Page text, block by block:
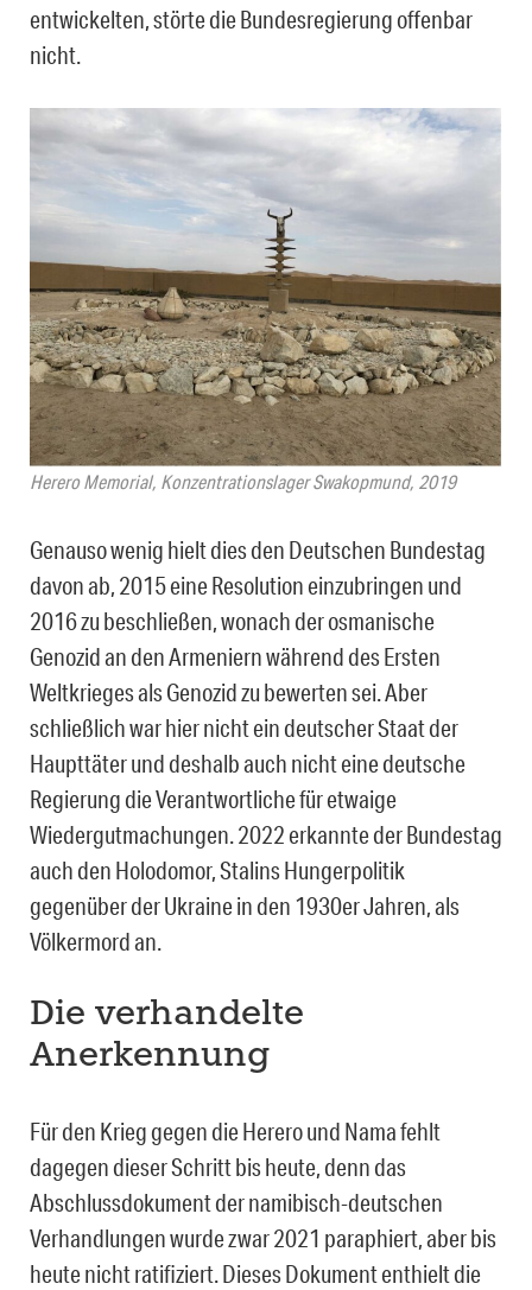
entwickelten, störte die Bundesregierung offenbar
nicht.
Herero Memorial, Konzentrationslager Swakopmund, 2019
Genauso wenig hielt dies den Deutschen Bundestag
davon ab, 2015 eine Resolution einzubringen und
2016 zu beschließen, wonach der osmanische
Genozid an den Armeniern während des Ersten
Weltkrieges als Genozid zu bewerten sei. Aber
schließlich war hier nicht ein deutscher Staat der
Haupttäter und deshalb auch nicht eine deutsche
Regierung die Verantwortliche für etwaige
Wiedergutmachungen. 2022 erkannte der Bundestag
auch den Holodomor, Stalins Hungerpolitik
gegenüber der Ukraine in den 1930er Jahren, als
Völkermord an.
Die verhandelte
Anerkennung
Für den Krieg gegen die Herero und Nama fehlt
dagegen dieser Schritt bis heute, denn das
Abschlussdokument der namibisch-deutschen
Verhandlungen wurde zwar 2021 paraphiert, aber bis
heute nicht ratifiziert. Dieses Dokument enthielt die